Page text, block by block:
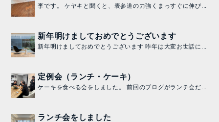
李です。 ケヤキと聞くと、表参道の力強くまっすぐに伸び...
新年明けましておめでとうございます
新年明けましておめでとうございます 昨年は大変お世話に...
定例会（ランチ・ケーキ）
ケーキを食べる会をしました。 前回のブログがランチ会だ...
ランチ会をしました